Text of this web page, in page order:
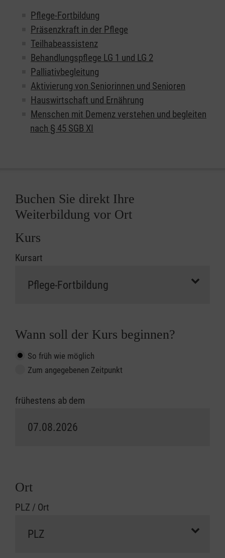
Pflege-Fortbildung
Präsenzkraft in der Pflege
Teilhabeassistenz
Behandlungspflege LG 1 und LG 2
Palliativbegleitung
Aktivierung von Seniorinnen und Senioren
Hauswirtschaft und Ernährung
Menschen mit Demenz verstehen und begleiten
nach § 45 SGB XI
Buchen Sie direkt Ihre
Weiterbildung vor Ort
Kurs
Kursart
Wann soll der Kurs beginnen?
So früh wie möglich
Zum angegebenen Zeitpunkt
frühestens ab dem
Ort
PLZ / Ort